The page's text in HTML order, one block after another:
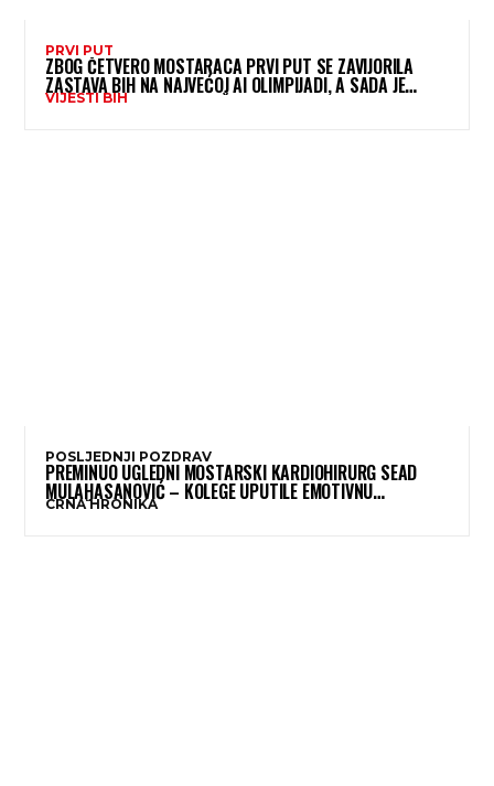
PRVI PUT
ZBOG ČETVERO MOSTARACA PRVI PUT SE ZAVIJORILA
ZASTAVA BIH NA NAJVEĆOJ AI OLIMPIJADI, A SADA JE
NJIHOV MENTOR POSTAO ČLAN KOMITETA MEĐUNARODNE
VIJESTI BIH
POSLJEDNJI POZDRAV
PREMINUO UGLEDNI MOSTARSKI KARDIOHIRURG SEAD
MULAHASANOVIĆ – KOLEGE UPUTILE EMOTIVNU
OPROŠTAJNU PORUKU
CRNA HRONIKA